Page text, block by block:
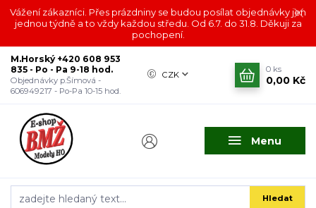
Vážení zákazníci. Přes prázdniny se budou posílat objednávky jen
jednou týdně a to vždy každou středu. Od 6.7. do 31.8. Děkuji za
pochopení.
Menu
CZK
Hledat
M.Horský +420 608 953
835 - Po - Pa 9-18 hod.
Objednávky p.Šímová -
606949217 - Po-Pa 10-15 hod.
0 ks
0,00 Kč